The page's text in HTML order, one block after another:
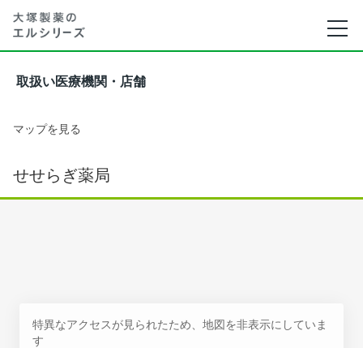
取扱い医療機関・店舗
マップを見る
せせらぎ薬局
特異なアクセスが見られたため、地図を非表示にしていま
す